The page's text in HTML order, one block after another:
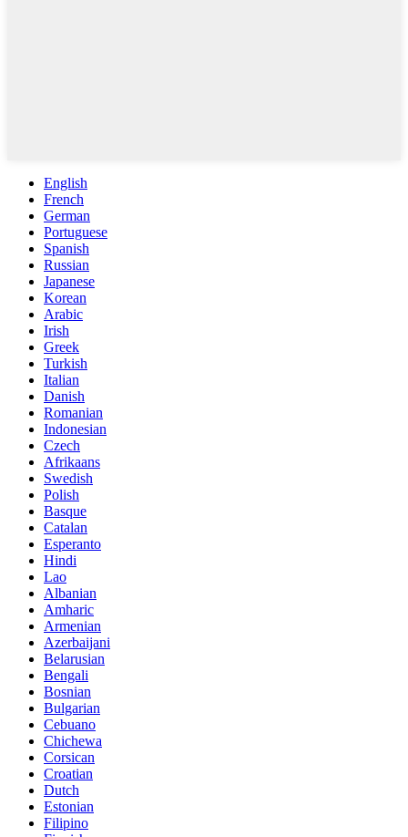
English
French
German
Portuguese
Spanish
Russian
Japanese
Korean
Arabic
Irish
Greek
Turkish
Italian
Danish
Romanian
Indonesian
Czech
Afrikaans
Swedish
Polish
Basque
Catalan
Esperanto
Hindi
Lao
Albanian
Amharic
Armenian
Azerbaijani
Belarusian
Bengali
Bosnian
Bulgarian
Cebuano
Chichewa
Corsican
Croatian
Dutch
Estonian
Filipino